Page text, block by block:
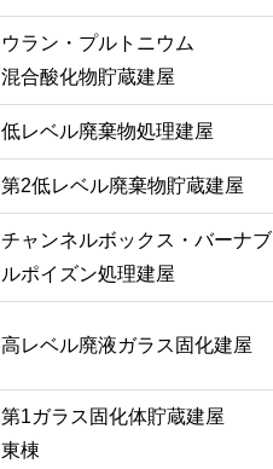
ウラン・プルトニウム
混合酸化物貯蔵建屋
低レベル廃棄物処理建屋
第2低レベル廃棄物貯蔵建屋
チャンネルボックス・バーナブ
ルポイズン処理建屋
高レベル廃液ガラス固化建屋
第1ガラス固化体貯蔵建屋
東棟